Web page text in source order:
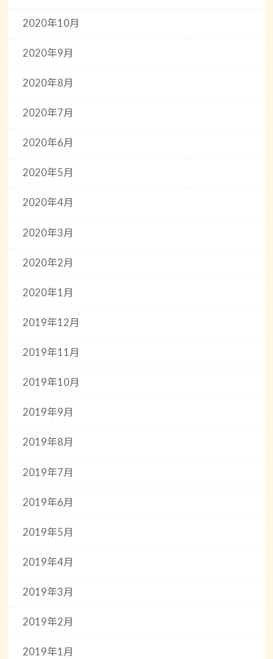
2020年10月
2020年9月
2020年8月
2020年7月
2020年6月
2020年5月
2020年4月
2020年3月
2020年2月
2020年1月
2019年12月
2019年11月
2019年10月
2019年9月
2019年8月
2019年7月
2019年6月
2019年5月
2019年4月
2019年3月
2019年2月
2019年1月